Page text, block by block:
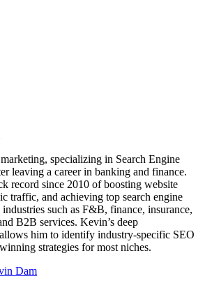
specializing in Search Engine
leaving a career in banking and finance.
record since 2010 of boosting website
traffic, and achieving top search engine
such as F&B, finance, insurance,
B2B services. Kevin’s deep
him to identify industry-specific SEO
strategies for most niches.
Dam